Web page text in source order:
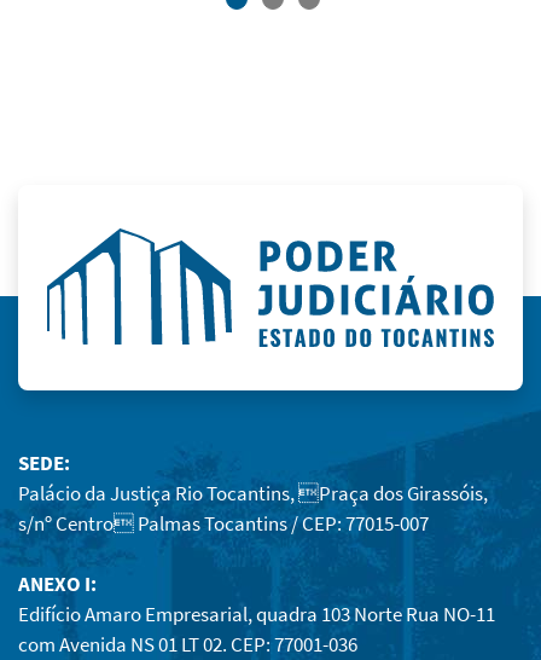
SEDE:
Palácio da Justiça Rio Tocantins, Praça dos Girassóis,
s/nº Centro Palmas Tocantins / CEP: 77015-007
ANEXO I:
Edifício Amaro Empresarial, quadra 103 Norte Rua NO-11
com Avenida NS 01 LT 02. CEP: 77001-036